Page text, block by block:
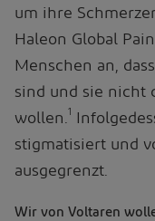
um ihre
Haleon Global
Menschen an,
sind und sie nicht
wollen.1
stigmatisiert und
ausgegrenzt.
Wir von Voltaren